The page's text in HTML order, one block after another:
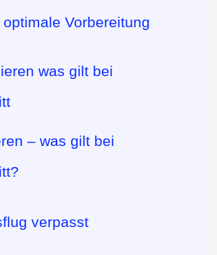
Vorbereitung
– was gilt bei